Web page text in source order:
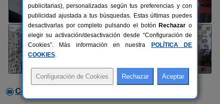
Contactar con el alojamiento
publicitarias), personalizadas según tus preferencias y con
publicidad ajustada a tus búsquedas. Estas últimas puedes
desactivarlas por completo pulsando el botón Rechazar o
elegir su activación/desactivación desde “Configuración de
Cookies”. Más información en nuestra
POLÍTICA DE
COOKIES.